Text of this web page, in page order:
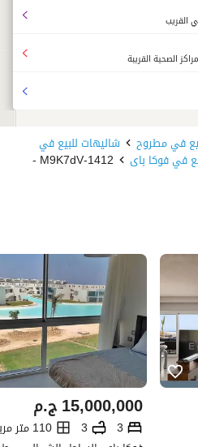
القريب
الصحية القريبة
في مطروح شاليهات للبيع في
في فوكا باى 1412-M9K7dV -
ج.م15,000,000
3
3
110 متر مربع